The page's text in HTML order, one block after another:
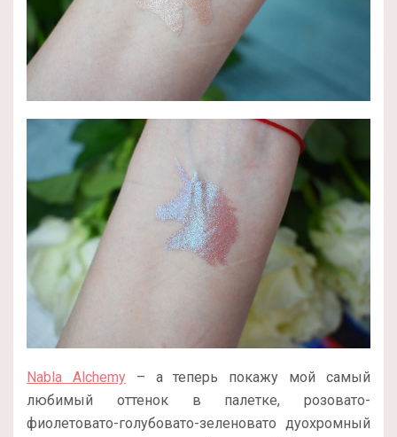
Nabla Alchemy– а теперь покажу мой самый
любимый оттенок в палетке, розовато-
фиолетовато-голубовато-зеленовато дуохромный